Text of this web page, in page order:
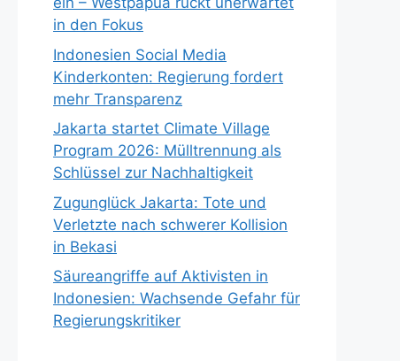
in den Fokus
Indonesien Social Media
Kinderkonten: Regierung fordert
mehr Transparenz
Jakarta startet Climate Village
Program 2026: Mülltrennung als
Schlüssel zur Nachhaltigkeit
Zugunglück Jakarta: Tote und
Verletzte nach schwerer Kollision
in Bekasi
Säureangriffe auf Aktivisten in
Indonesien: Wachsende Gefahr für
Regierungskritiker